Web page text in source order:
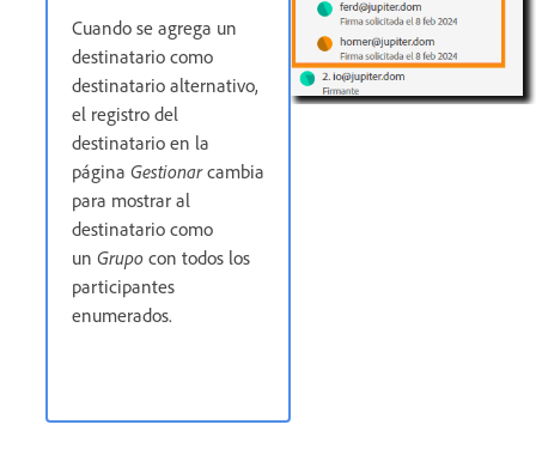
Cuando se agrega un
destinatario como
destinatario alternativo,
el registro del
destinatario en la
página Gestionarcambia
para mostrar al
destinatario como
un Grupo con todos los
participantes
enumerados.